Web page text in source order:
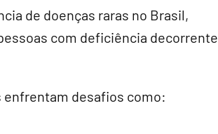
de doenças raras no Brasil,
com deficiência decorrente
enfrentam desafios como: